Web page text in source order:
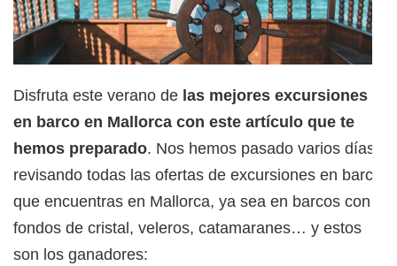
Disfruta este verano de las mejores excursiones
en barco en Mallorca con este artículo que te
hemos preparado. Nos hemos pasado varios días
revisando todas las ofertas de excursiones en barco
que encuentras en Mallorca, ya sea en barcos con
fondos de cristal, veleros, catamaranes… y estos
son los ganadores: